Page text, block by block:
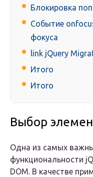
Блокировка
Событие
фокуса
link jQuery
Итого
Итого
Выбор
Одна из самых
функциональности
DOM. В качестве